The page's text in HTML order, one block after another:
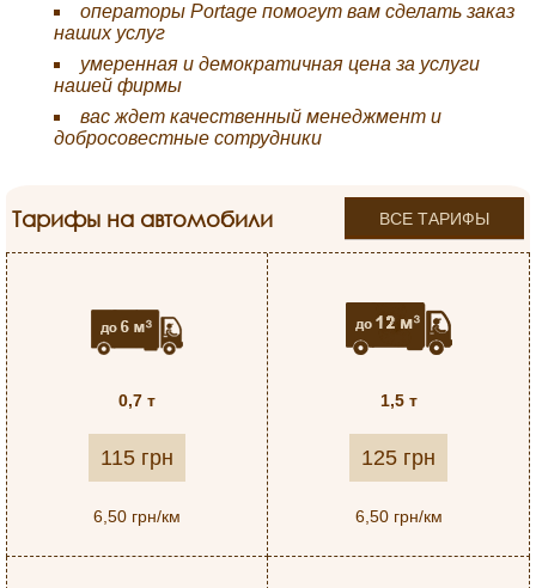
операторы Portage помогут вам сделать заказ
наших услуг
умеренная и демократичная цена за услуги
нашей фирмы
вас ждет качественный менеджмент и
добросовестные сотрудники
Тарифы на автомобили ВСЕ ТАРИФЫ
0,7 т
115 грн
6,50 грн/км
1,5 т
125 грн
6,50 грн/км